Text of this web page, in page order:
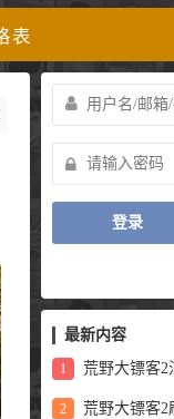
表
登录
最新内容
1 荒野大镖客2浦
2 荒野大镖客2